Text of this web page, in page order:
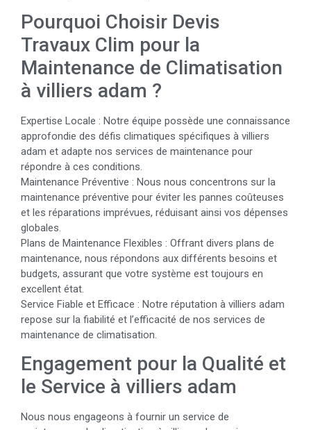
Pourquoi Choisir Devis
Travaux Clim pour la
Maintenance de Climatisation
à villiers adam ?
Expertise Locale : Notre équipe possède une connaissance
approfondie des défis climatiques spécifiques à villiers
adam et adapte nos services de maintenance pour
répondre à ces conditions.
Maintenance Préventive : Nous nous concentrons sur la
maintenance préventive pour éviter les pannes coûteuses
et les réparations imprévues, réduisant ainsi vos dépenses
globales.
Plans de Maintenance Flexibles : Offrant divers plans de
maintenance, nous répondons aux différents besoins et
budgets, assurant que votre système est toujours en
excellent état.
Service Fiable et Efficace : Notre réputation à villiers adam
repose sur la fiabilité et l’efficacité de nos services de
maintenance de climatisation.
Engagement pour la Qualité et
le Service à villiers adam
Nous nous engageons à fournir un service de